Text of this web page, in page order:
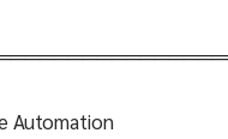
Automation